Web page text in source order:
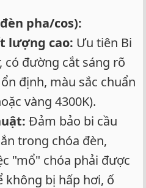
pha/cos):
lượng cao: Ưu tiên Bi
có đường cắt sáng rõ
định, màu sắc chuẩn
vàng 4300K).
Đảm bảo bi cầu
trong chóa đèn,
"mổ" chóa phải được
không bị hấp hơi, ố